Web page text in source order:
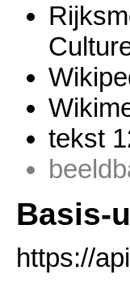
tekst
Basis-
https://